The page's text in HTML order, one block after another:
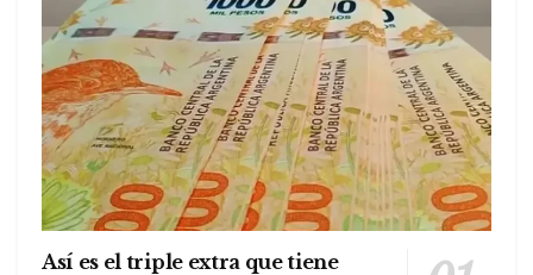
Así es el triple extra que tiene